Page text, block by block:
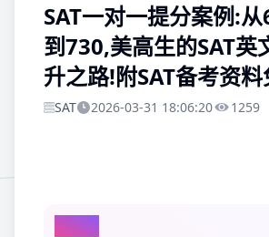
SAT一对一提分案例:
到730,美高生的SAT英
升之路!附SAT备考资
SAT 2026-03-31 18:06:20 1259
AI总结